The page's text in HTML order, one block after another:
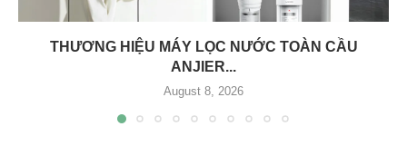
THƯƠNG HIỆU MÁY LỌC NƯỚC TOÀN CẦU
ANJIER...
August 8, 2026